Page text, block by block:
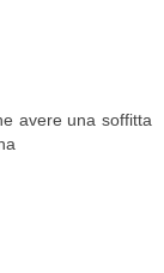
avere una soffitta